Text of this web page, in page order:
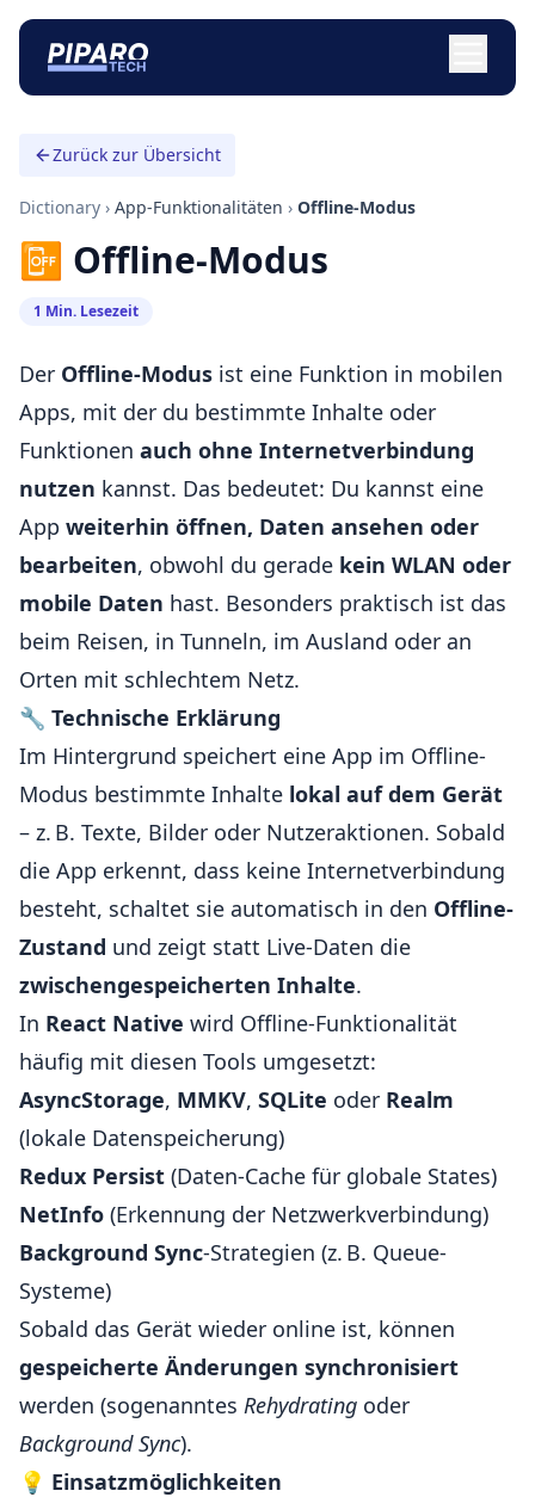
Zurück zur Übersicht
Dictionary › App-Funktionalitäten › Offline-Modus
📴 Offline-Modus
1 Min. Lesezeit
Der Offline-Modus ist eine Funktion in mobilen
Apps, mit der du bestimmte Inhalte oder
Funktionen auch ohne Internetverbindung
nutzen kannst. Das bedeutet: Du kannst eine
App weiterhin öffnen, Daten ansehen oder
bearbeiten, obwohl du gerade kein WLAN oder
mobile Daten hast. Besonders praktisch ist das
beim Reisen, in Tunneln, im Ausland oder an
Orten mit schlechtem Netz.
🔧 Technische Erklärung
Im Hintergrund speichert eine App im Offline-
Modus bestimmte Inhalte lokal auf dem Gerät
– z. B. Texte, Bilder oder Nutzeraktionen. Sobald
die App erkennt, dass keine Internetverbindung
besteht, schaltet sie automatisch in den Offline-
Zustand und zeigt statt Live-Daten die
zwischengespeicherten Inhalte.
In React Native wird Offline-Funktionalität
häufig mit diesen Tools umgesetzt:
AsyncStorage, MMKV, SQLite oder Realm
(lokale Datenspeicherung)
Redux Persist (Daten-Cache für globale States)
NetInfo (Erkennung der Netzwerkverbindung)
Background Sync-Strategien (z. B. Queue-
Systeme)
Sobald das Gerät wieder online ist, können
gespeicherte Änderungen synchronisiert
werden (sogenanntes Rehydrating oder
Background Sync).
💡 Einsatzmöglichkeiten